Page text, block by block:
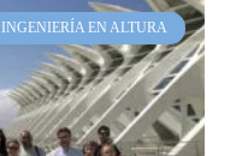
INGENIERÍA EN ALTURA